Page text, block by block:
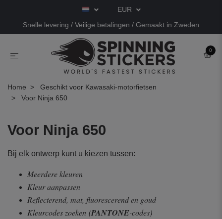
EUR
Snelle levering / Veilige betalingen / Gemaakt in Zweden
0
Home
Geschikt voor Kawasaki-motorfietsen
Voor Ninja 650
Voor Ninja 650
Bij elk ontwerp kunt u kiezen tussen:
Meerdere kleuren
Kleur aanpassen
Reflecterend, mat, fluorescerend en goud
Kleurcodes zoeken (PANTONE-codes)